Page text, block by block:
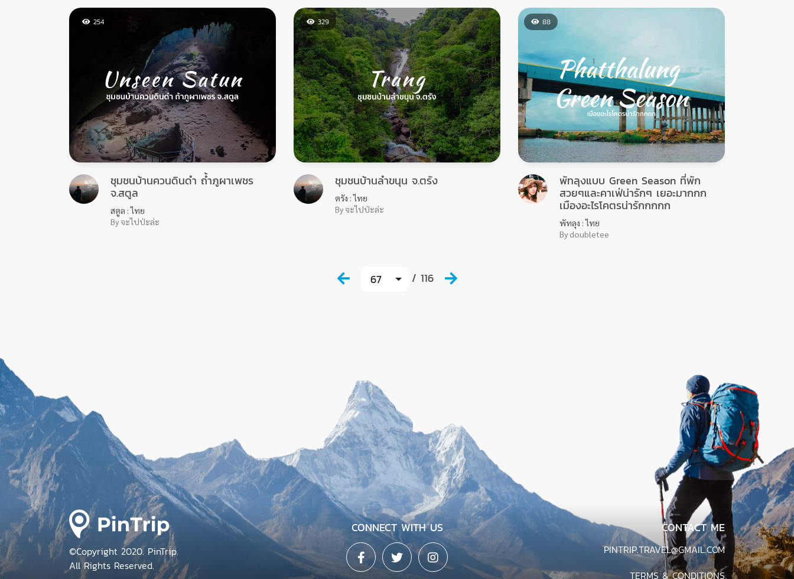
254
ชุมชนบ้านควนดินดำ ถ้ำภูผาเพชร
จ.สตูล
สตูล : ไทย
By จะไปป่ะล่ะ
329
ชุมชนบ้านลำขนุน จ.ตรัง
ตรัง : ไทย
By จะไปป่ะล่ะ
88
พัทลุงแบบ Green Season ที่พัก
สวยๆและคาเฟ่น่ารักๆ เยอะมากกก
เมืองอะไรโคตรน่ารักกกกก
พัทลุง : ไทย
By doubletee
67 / 116
©Copyright 2020. PinTrip.
All Rights Reserved.
CONNECT WITH US CONTACT ME
PINTRIP.TRAVEL@GMAIL.COM
TERMS & CONDITIONS